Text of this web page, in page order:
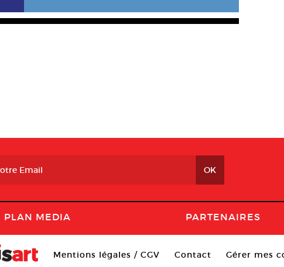
PLAN MEDIA PARTENAIRES
Mentions légales / CGV Contact Gérer mes